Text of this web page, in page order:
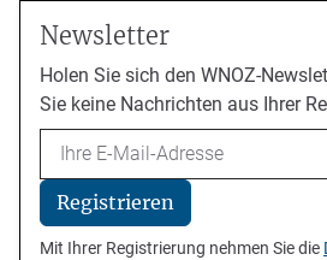
Newsletter
Holen Sie sich den WNOZ-
Sie keine Nachrichten aus Ihrer
Email
Registrieren
Mit Ihrer Registrierung nehmen Sie die